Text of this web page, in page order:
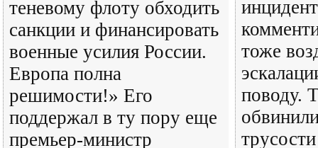
теневому флоту обходить
санкции и финансировать
военные усилия России.
Европа полна
решимости!» Его
поддержал в ту пору еще
премьер-министр
тоже
поводу.